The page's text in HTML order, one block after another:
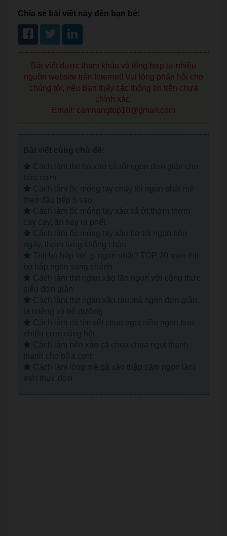
Chia sẻ bài viết này đến bạn bè:
Bài viết được tham khảo và tổng hợp từ nhiều
nguồn website trên Internet! Vui lòng phản hồi cho
chúng tôi, nếu Bạn thấy các thông tin trên chưa
chính xác.
Email: camnangtop10@gmail.com
Bài viết cùng chủ đề:
Cách làm thịt bò xào cà rốt ngon đơn giản cho
bữa cơm
Cách làm ốc móng tay cháy tỏi ngon phát mê
theo đầu bếp 5 sao
Cách làm ốc móng tay xào sả ớt thơm thơm
cay cay, ăn hay ra phết
Cách làm ốc móng tay xào bơ tỏi ngon béo
ngậy, thơm lừng không chán
Thịt bò hấp với gì ngon nhất? TOP 20 món thịt
bò hấp ngon sang chảnh
Cách làm thịt ngan xào lăn ngon với công thức
siêu đơn giản
Cách làm thịt ngan xào rau má ngon đơn giản
lạ miệng và bổ dưỡng
Cách làm cà tím sốt chua ngọt siêu ngon bao
nhiêu cơm cũng hết
Cách làm hến xào cà chua chua ngọt thanh
thanh cho bữa cơm
Cách làm lòng mề gà xào thập cẩm ngon làm
mới thực đơn